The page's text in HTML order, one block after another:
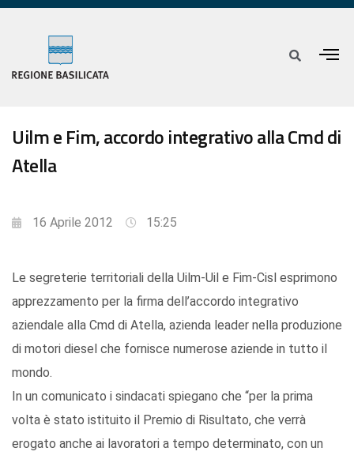
Uilm e Fim, accordo integrativo alla Cmd di
Atella
16 Aprile 2012 15:25
Le segreterie territoriali della Uilm-Uil e Fim-Cisl esprimono
apprezzamento per la firma dell’accordo integrativo
aziendale alla Cmd di Atella, azienda leader nella produzione
di motori diesel che fornisce numerose aziende in tutto il
mondo.
In un comunicato i sindacati spiegano che “per la prima
volta è stato istituito il Premio di Risultato, che verrà
erogato anche ai lavoratori a tempo determinato, con un